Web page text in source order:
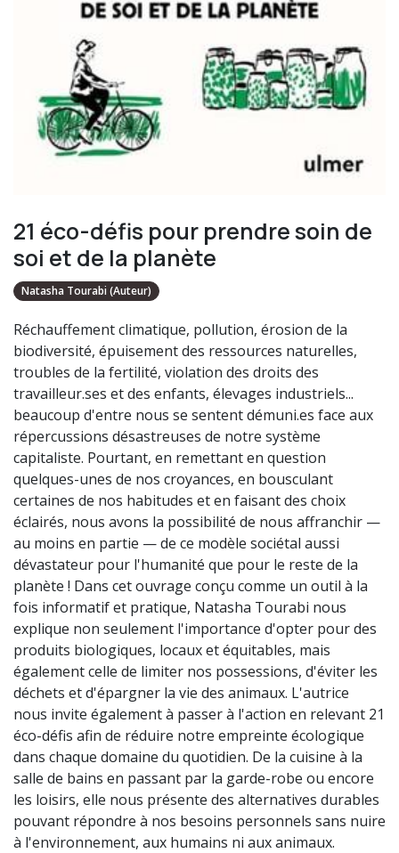
21 éco-défis pour prendre soin de
soi et de la planète
Natasha Tourabi (Auteur)
Réchauffement climatique, pollution, érosion de la
biodiversité, épuisement des ressources naturelles,
troubles de la fertilité, violation des droits des
travailleur.ses et des enfants, élevages industriels...
beaucoup d'entre nous se sentent démuni.es face aux
répercussions désastreuses de notre système
capitaliste. Pourtant, en remettant en question
quelques-unes de nos croyances, en bousculant
certaines de nos habitudes et en faisant des choix
éclairés, nous avons la possibilité de nous affranchir —
au moins en partie — de ce modèle sociétal aussi
dévastateur pour l'humanité que pour le reste de la
planète ! Dans cet ouvrage conçu comme un outil à la
fois informatif et pratique, Natasha Tourabi nous
explique non seulement l'importance d'opter pour des
produits biologiques, locaux et équitables, mais
également celle de limiter nos possessions, d'éviter les
déchets et d'épargner la vie des animaux. L'autrice
nous invite également à passer à l'action en relevant 21
éco-défis afin de réduire notre empreinte écologique
dans chaque domaine du quotidien. De la cuisine à la
salle de bains en passant par la garde-robe ou encore
les loisirs, elle nous présente des alternatives durables
pouvant répondre à nos besoins personnels sans nuire
à l'environnement, aux humains ni aux animaux.